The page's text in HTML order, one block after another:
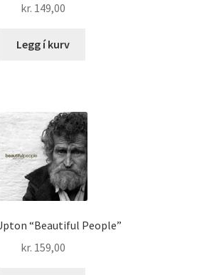
kr. 149,00
Legg í kurv
“Beautiful People”
kr. 159,00